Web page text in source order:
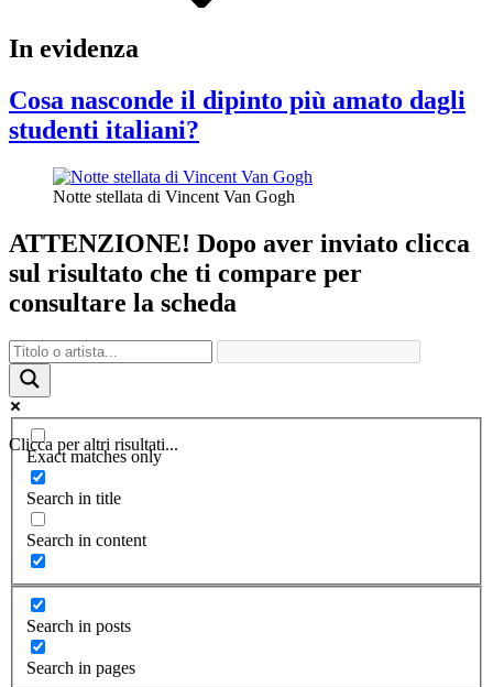
In evidenza
Cosa nasconde il dipinto più amato dagli
studenti italiani?
Notte stellata di Vincent Van Gogh
ATTENZIONE! Dopo aver inviato clicca
sul risultato che ti compare per
consultare la scheda
Clicca per altri risultati...
Exact matches only
Search in title
Search in content
Search in posts
Search in pages